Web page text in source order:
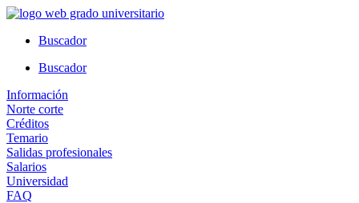
Ir
contenidoBuscador
Buscador
Información
Norte corte
Créditos
Temario
Salidas profesionales
Salarios
Universidad
FAQ